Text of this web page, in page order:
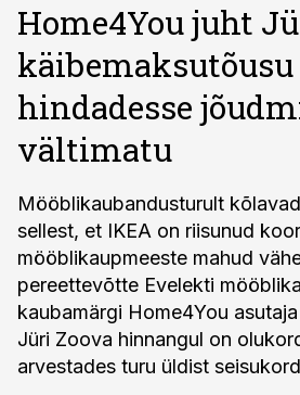
Home4You juht
käibemaksutõusu
hindadesse
vältimatu
Mööblikaubandusturult
sellest, et IKEA on riisunud
mööblikaupmeeste mahud
pereettevõtte Evelekti
kaubamärgi Home4You
Jüri Zoova hinnangul on
arvestades turu üldist